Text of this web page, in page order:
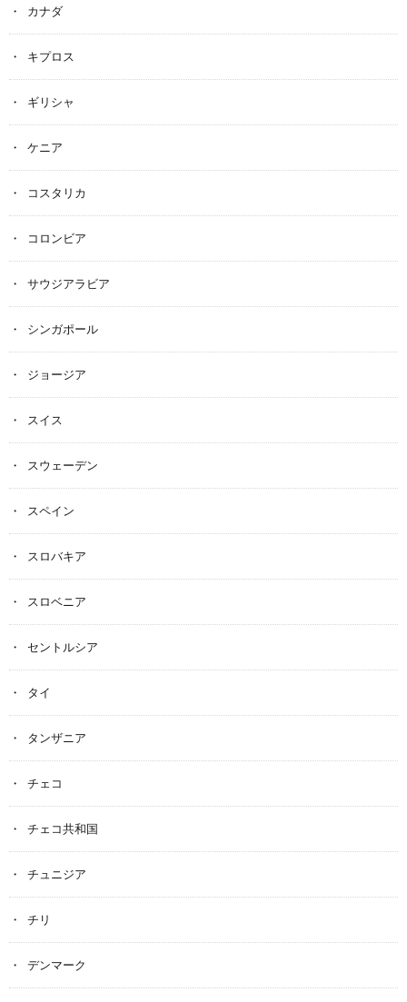
カナダ
キプロス
ギリシャ
ケニア
コスタリカ
コロンビア
サウジアラビア
シンガポール
ジョージア
スイス
スウェーデン
スペイン
スロバキア
スロベニア
セントルシア
タイ
タンザニア
チェコ
チェコ共和国
チュニジア
チリ
デンマーク